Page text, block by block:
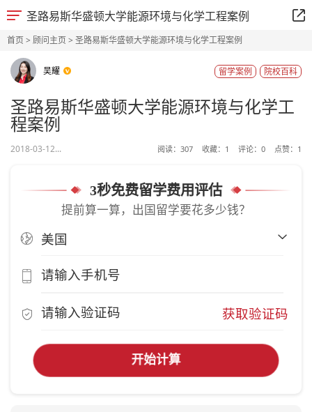
圣路易斯华盛顿大学能源环境与化学工程案例
首页> 顾问主页> 圣路易斯华盛顿大学能源环境与化学工程案例
吴耀 院校百科
留学案例
圣路易斯华盛顿大学能源环境与化学工
程案例
2018-03-12... 阅读： 307 收藏： 1 评论： 0 点赞： 1
3秒免费留学费用评估
提前算一算，出国留学要花多少钱？
获取验证码
开始计算